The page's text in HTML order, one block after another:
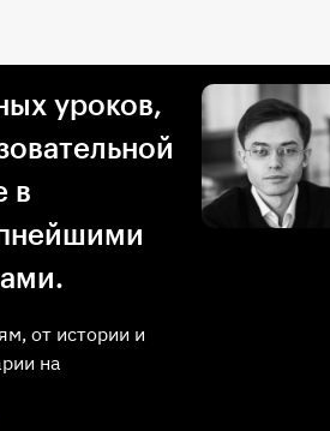
уроков,
в
от истории и
на